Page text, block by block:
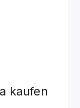
kaufen